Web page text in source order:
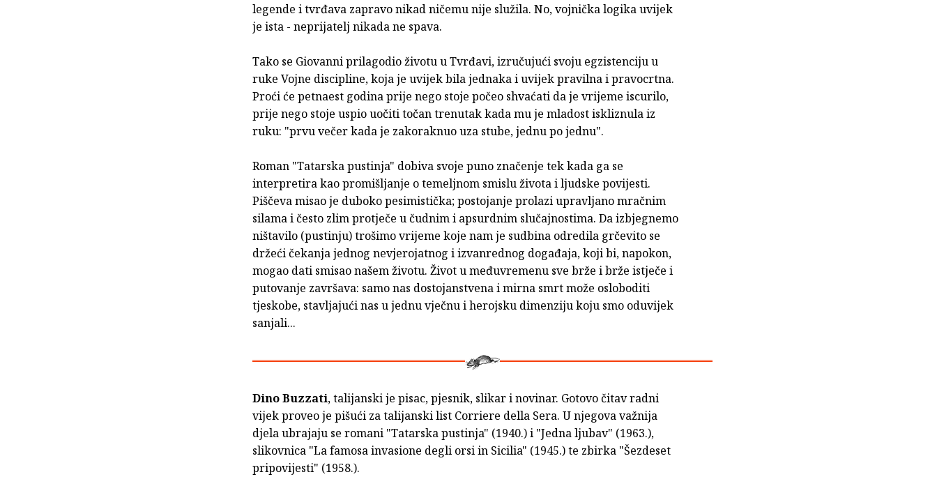
legende i tvrđava zapravo nikad ničemu nije služila. No, vojnička logika uvijek
je ista - neprijatelj nikada ne spava.
Tako se Giovanni prilagodio životu u Tvrđavi, izručujući svoju egzistenciju u
ruke Vojne discipline, koja je uvijek bila jednaka i uvijek pravilna i pravocrtna.
Proći će petnaest godina prije nego stoje počeo shvaćati da je vrijeme iscurilo,
prije nego stoje uspio uočiti točan trenutak kada mu je mladost iskliznula iz
ruku: "prvu večer kada je zakoraknuo uza stube, jednu po jednu".
Roman "Tatarska pustinja" dobiva svoje puno značenje tek kada ga se
interpretira kao promišljanje o temeljnom smislu života i ljudske povijesti.
Piščeva misao je duboko pesimistička; postojanje prolazi upravljano mračnim
silama i često zlim protječe u čudnim i apsurdnim slučajnostima. Da izbjegnemo
ništavilo (pustinju) trošimo vrijeme koje nam je sudbina odredila grčevito se
držeći čekanja jednog nevjerojatnog i izvanrednog događaja, koji bi, napokon,
mogao dati smisao našem životu. Život u međuvremenu sve brže i brže istječe i
putovanje završava: samo nas dostojanstvena i mirna smrt može osloboditi
tjeskobe, stavljajući nas u jednu vječnu i herojsku dimenziju koju smo oduvijek
sanjali...
Dino Buzzati, talijanski je pisac, pjesnik, slikar i novinar. Gotovo čitav radni
vijek proveo je pišući za talijanski list Corriere della Sera. U njegova važnija
djela ubrajaju se romani "Tatarska pustinja" (1940.) i "Jedna ljubav" (1963.),
slikovnica "La famosa invasione degli orsi in Sicilia" (1945.) te zbirka "Šezdeset
pripovijesti" (1958.).